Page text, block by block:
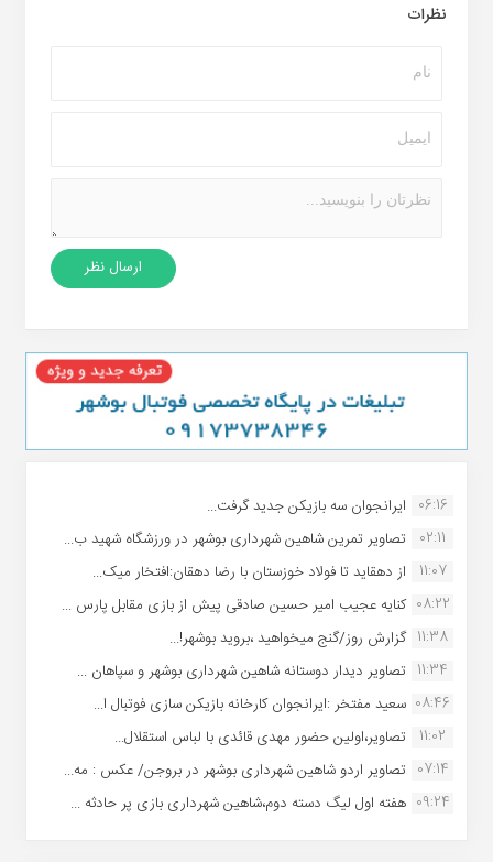
نظرات
06:16 ایرانجوان سه بازیکن جدید گرفت...
02:11
تصاویر تمرین شاهین شهردارى بوشهر در ورزشگاه شهید ب...
11:07
از دهقاید تا فولاد خوزستان با رضا دهقان:افتخار میک...
08:22 کنایه عجیب امیر حسین صادقی پیش از بازی مقابل پارس ...
11:38 گزارش روز/گنج میخواهید ،بروید بوشهر!...
11:34 تصاویر دیدار دوستانه شاهین شهردارى بوشهر و سپاهان ...
08:46 سعید مفتخر :ایرانجوان کارخانه بازیکن سازی فوتبال ا...
11:02
تصاویر،اولین حضور مهدی قائدی با لباس استقلال...
07:14 تصاویر اردو شاهین شهرداری بوشهر در بروجن/ عکس : مه...
09:24 هفته اول لیگ دسته دوم،شاهین شهرداری بازی پر حادثه ...